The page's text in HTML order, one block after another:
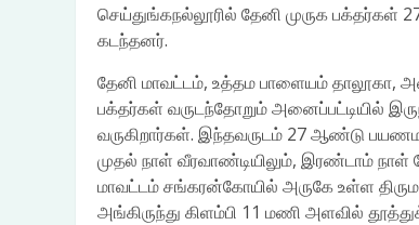
செய்துங்கநல்லூரில் தேனி முருக பக்தர்கள்
கடந்தனர்.
தேனி மாவட்டம், உத்தம பாளையம் தாலூகா,
பக்தர்கள் வருடந்தோறும் அனைப்பட்டியில்
வருகிறார்கள். இந்தவருடம் 27 ஆண்டு
முதல் நாள் வீரவாண்டியிலும், இரண்டாம் நாள்
மாவட்டம் சங்கரன்கோயில் அருகே உள்ள
அங்கிருந்து கிளம்பி 11 மணி அளவில்